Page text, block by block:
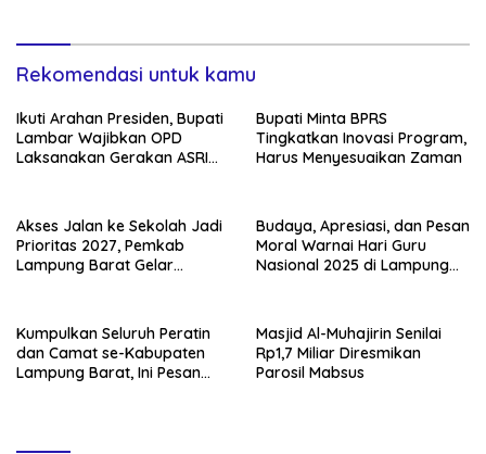
Rekomendasi untuk kamu
Ikuti Arahan Presiden, Bupati
Lambar Wajibkan OPD
Laksanakan Gerakan ASRI
Bupati Minta BPRS
Tingkatkan Inovasi Program,
Harus Menyesuaikan Zaman
Akses Jalan ke Sekolah Jadi
Prioritas 2027, Pemkab
Lampung Barat Gelar
Budaya, Apresiasi, dan Pesan
Moral Warnai Hari Guru
Nasional 2025 di Lampung
Kumpulkan Seluruh Peratin
dan Camat se-Kabupaten
Lampung Barat, Ini Pesan
Masjid Al-Muhajirin Senilai
Rp1,7 Miliar Diresmikan
Parosil Mabsus